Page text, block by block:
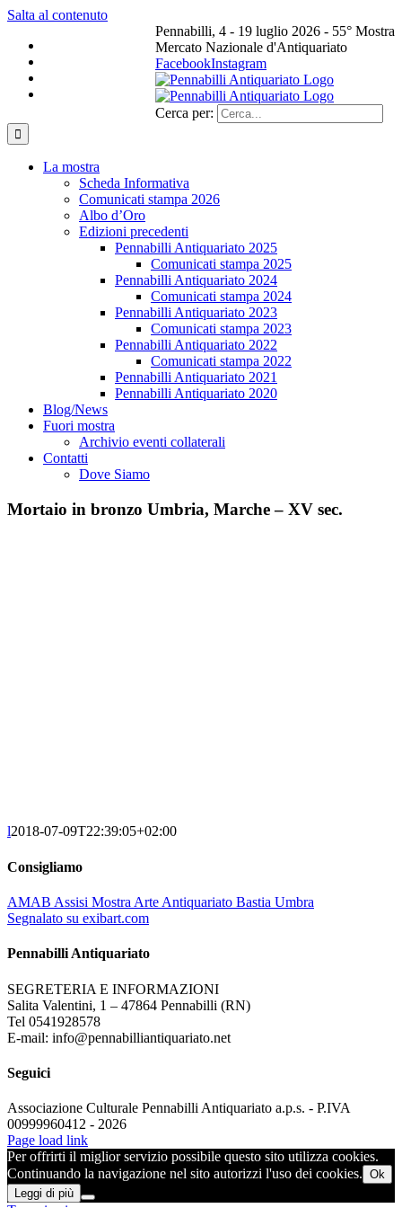
Salta al contenuto
Pennabilli, 4 - 19 luglio 2026 - 55° Mostra
Mercato Nazionale d'Antiquariato
FacebookInstagram
Cerca per:
La mostra
Scheda Informativa
Comunicati stampa 2026
Albo d’Oro
Edizioni precedenti
Pennabilli Antiquariato 2025
Comunicati stampa 2025
Pennabilli Antiquariato 2024
Comunicati stampa 2024
Pennabilli Antiquariato 2023
Comunicati stampa 2023
Pennabilli Antiquariato 2022
Comunicati stampa 2022
Pennabilli Antiquariato 2021
Pennabilli Antiquariato 2020
Blog/News
Fuori mostra
Archivio eventi collaterali
Contatti
Dove Siamo
Mortaio in bronzo Umbria, Marche – XV sec.
l2018-07-09T22:39:05+02:00
Consigliamo
AMAB Assisi Mostra Arte Antiquariato Bastia Umbra
Segnalato su exibart.com
Pennabilli Antiquariato
SEGRETERIA E INFORMAZIONI
Salita Valentini, 1 – 47864 Pennabilli (RN)
Tel 0541928578
E-mail: info@pennabilliantiquariato.net
Seguici
Associazione Culturale Pennabilli Antiquariato a.p.s. - P.IVA
00999960412 - 2026
Page load link
Per offrirti il miglior servizio possibile questo sito utilizza cookies.
Continuando la navigazione nel sito autorizzi l'uso dei cookies. Ok
Leggi di più